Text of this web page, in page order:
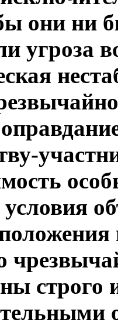
они ни
угроза
условия
строго